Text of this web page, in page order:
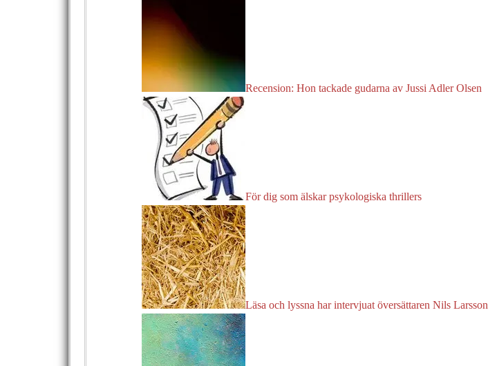
Recension: Hon tackade gudarna av Jussi Adler Olsen
För dig som älskar psykologiska thrillers
Läsa och lyssna har intervjuat översättaren Nils Larsson